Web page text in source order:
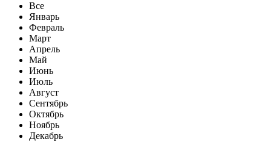
Все
Январь
Февраль
Март
Апрель
Май
Июнь
Июль
Август
Сентябрь
Октябрь
Ноябрь
Декабрь